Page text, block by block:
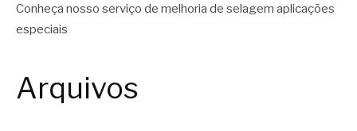
Conheça nosso serviço de melhoria de selagem aplicações
especiais
Arquivos